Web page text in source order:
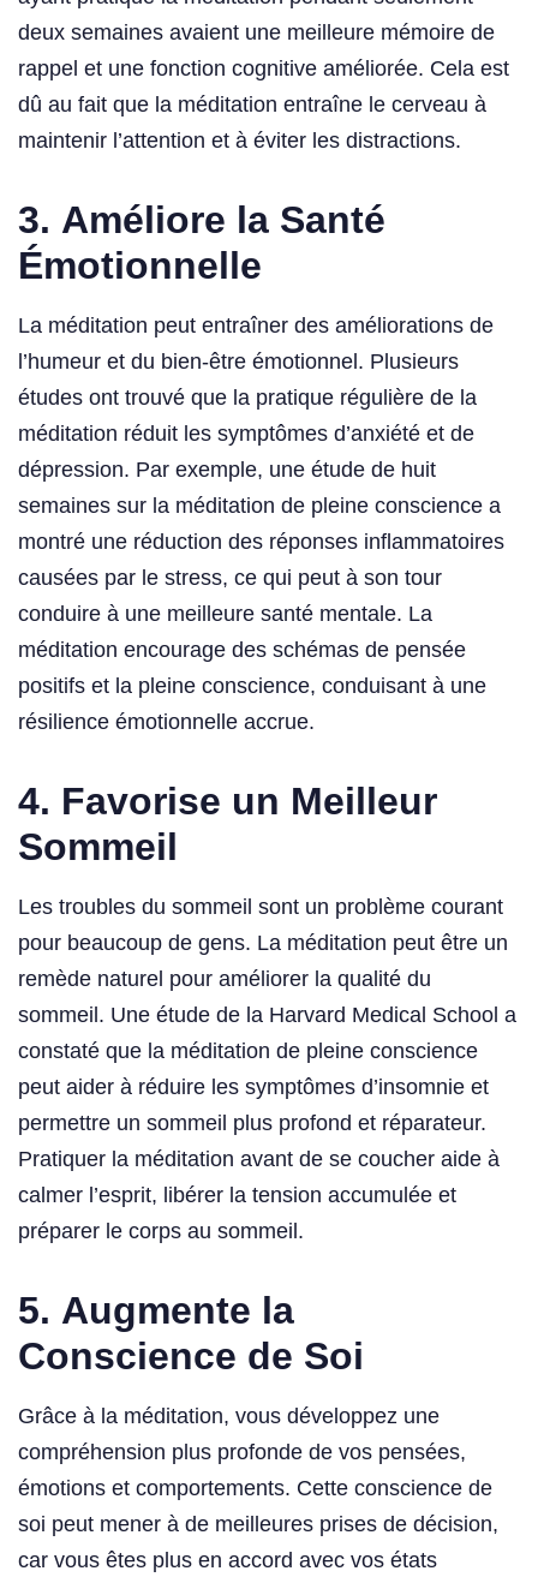
deux semaines avaient une meilleure mémoire de
rappel et une fonction cognitive améliorée. Cela est
dû au fait que la méditation entraîne le cerveau à
maintenir l’attention et à éviter les distractions.
3. Améliore la Santé
Émotionnelle
La méditation peut entraîner des améliorations de
l’humeur et du bien-être émotionnel. Plusieurs
études ont trouvé que la pratique régulière de la
méditation réduit les symptômes d’anxiété et de
dépression. Par exemple, une étude de huit
semaines sur la méditation de pleine conscience a
montré une réduction des réponses inflammatoires
causées par le stress, ce qui peut à son tour
conduire à une meilleure santé mentale. La
méditation encourage des schémas de pensée
positifs et la pleine conscience, conduisant à une
résilience émotionnelle accrue.
4. Favorise un Meilleur
Sommeil
Les troubles du sommeil sont un problème courant
pour beaucoup de gens. La méditation peut être un
remède naturel pour améliorer la qualité du
sommeil. Une étude de la Harvard Medical School a
constaté que la méditation de pleine conscience
peut aider à réduire les symptômes d’insomnie et
permettre un sommeil plus profond et réparateur.
Pratiquer la méditation avant de se coucher aide à
calmer l’esprit, libérer la tension accumulée et
préparer le corps au sommeil.
5. Augmente la
Conscience de Soi
Grâce à la méditation, vous développez une
compréhension plus profonde de vos pensées,
émotions et comportements. Cette conscience de
soi peut mener à de meilleures prises de décision,
car vous êtes plus en accord avec vos états